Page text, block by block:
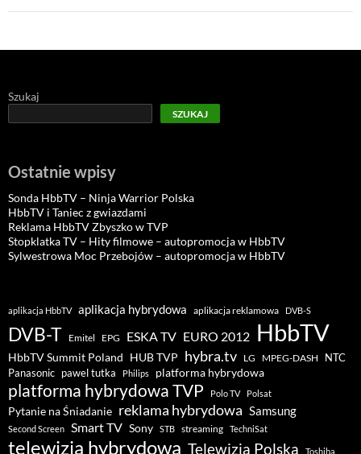
Szukaj
SZUKAJ
Ostatnie wpisy
Sonda HbbTV – Ninja Warrior Polska
HbbTV i Taniec z gwiazdami
Reklama HbbTV Zbyszko w TVP
Stopklatka TV – Hity filmowe – autopromocja w HbbTV
Sylwestrowa Moc Przebojów – autopromocja w HbbTV
aplikacja HbbTV aplikacja hybrydowa aplikacja reklamowa DVB-S
DVB-T Emitel EPG ESKA TV EURO 2012 HbbTV
HbbTV Summit Poland HUB TVP hybra.tv LG MPEG-DASH NTC
Panasonic pawel tutka Philips platforma hybrydowa
platforma hybrydowa TVP Polo TV Polsat
Pytanie na Śniadanie reklama hybrydowa Samsung
Second Screen Smart TV Sony STB streaming TechniSat
telewizja hybrydowa Telewizja Polska Toshiba